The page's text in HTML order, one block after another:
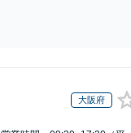
大阪府